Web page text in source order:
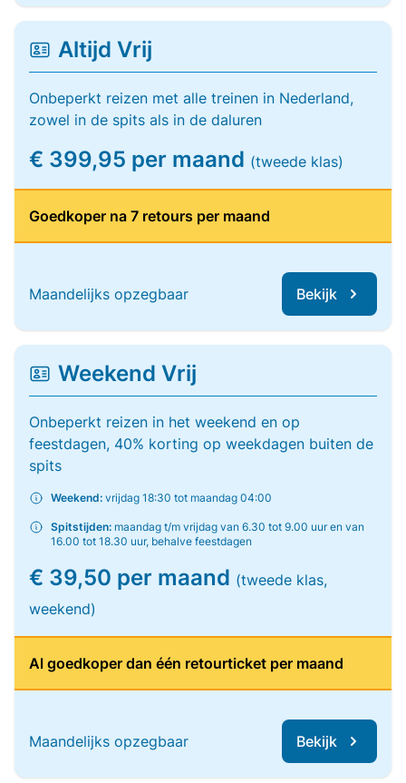
Altijd Vrij
Onbeperkt reizen met alle treinen in Nederland,
zowel in de spits als in de daluren
€ 399,95 per maand (tweede klas)
Goedkoper na 7 retours per maand
Maandelijks opzegbaar Bekijk
Weekend Vrij
Onbeperkt reizen in het weekend en op
feestdagen, 40% korting op weekdagen buiten de
spits
Weekend: vrijdag 18:30 tot maandag 04:00
Spitstijden: maandag t/m vrijdag van 6.30 tot 9.00 uur en van
16.00 tot 18.30 uur, behalve feestdagen
€ 39,50 per maand (tweede klas,
weekend)
Al goedkoper dan één retourticket per maand
Maandelijks opzegbaar Bekijk